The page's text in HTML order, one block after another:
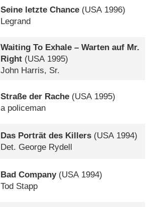
Seine letzte Chance (USA1996)
Legrand
Waiting To Exhale – Warten auf Mr.
Right (USA 1995)
John Harris, Sr.
Straße der Rache (USA 1995)
a policeman
Das Porträt des Killers (USA 1994)
Det. George Rydell
Bad Company(USA1994)
Tod Stapp